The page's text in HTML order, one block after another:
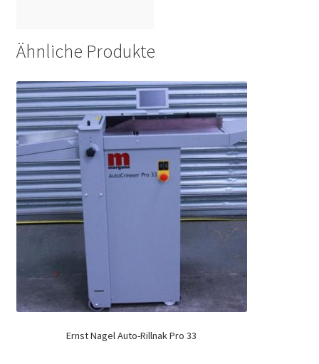
Ähnliche Produkte
Ernst Nagel Auto-Rillnak Pro 33